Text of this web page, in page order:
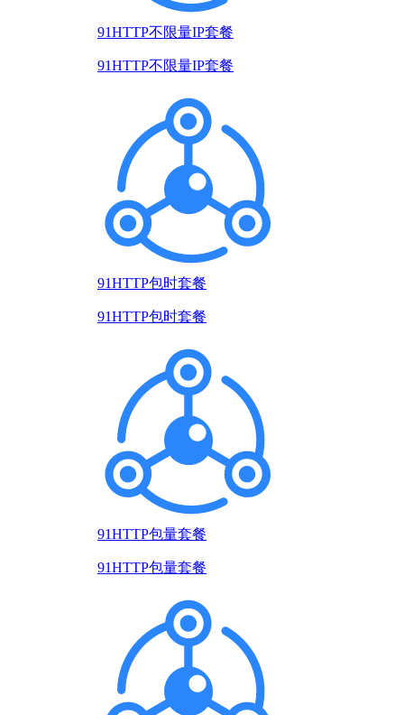
91HTTP不限量IP套餐
91HTTP不限量IP套餐
91HTTP包时套餐
91HTTP包时套餐
91HTTP包量套餐
91HTTP包量套餐